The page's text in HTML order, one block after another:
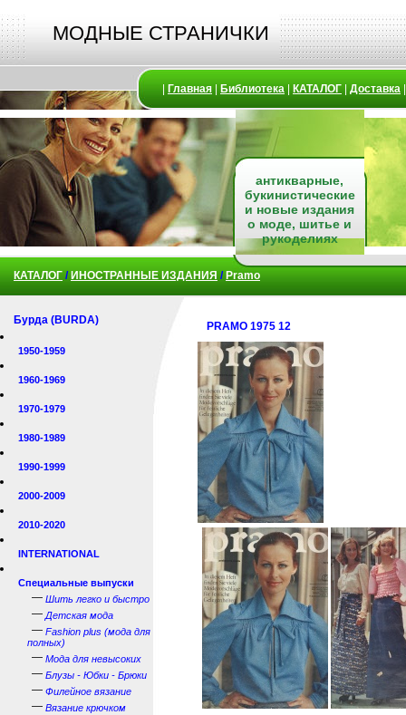
МОДНЫЕ СТРАНИЧКИ
Главная Библиотека КАТАЛОГ Доставка
антикварные,
букинистические
и новые издания
о моде, шитье и
рукоделиях
КАТАЛОГ / ИНОСТРАННЫЕ ИЗДАНИЯ / Pramo
Бурда (BURDA)
1950-1959
1960-1969
1970-1979
1980-1989
1990-1999
2000-2009
2010-2020
INTERNATIONAL
Специальные выпуски
— Шить легко и быстро
— Детская мода
— Fashion plus (мода для
полных)
— Мода для невысоких
— Блузы - Юбки - Брюки
— Филейное вязание
— Вязание крючком
PRAMO 1975 12